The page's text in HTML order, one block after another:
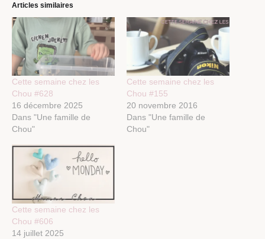
Articles similaires
Cette semaine chez les
Chou #628
16 décembre 2025
Dans "Une famille de
Chou"
Cette semaine chez les
Chou #155
20 novembre 2016
Dans "Une famille de
Chou"
Cette semaine chez les
Chou #606
14 juillet 2025